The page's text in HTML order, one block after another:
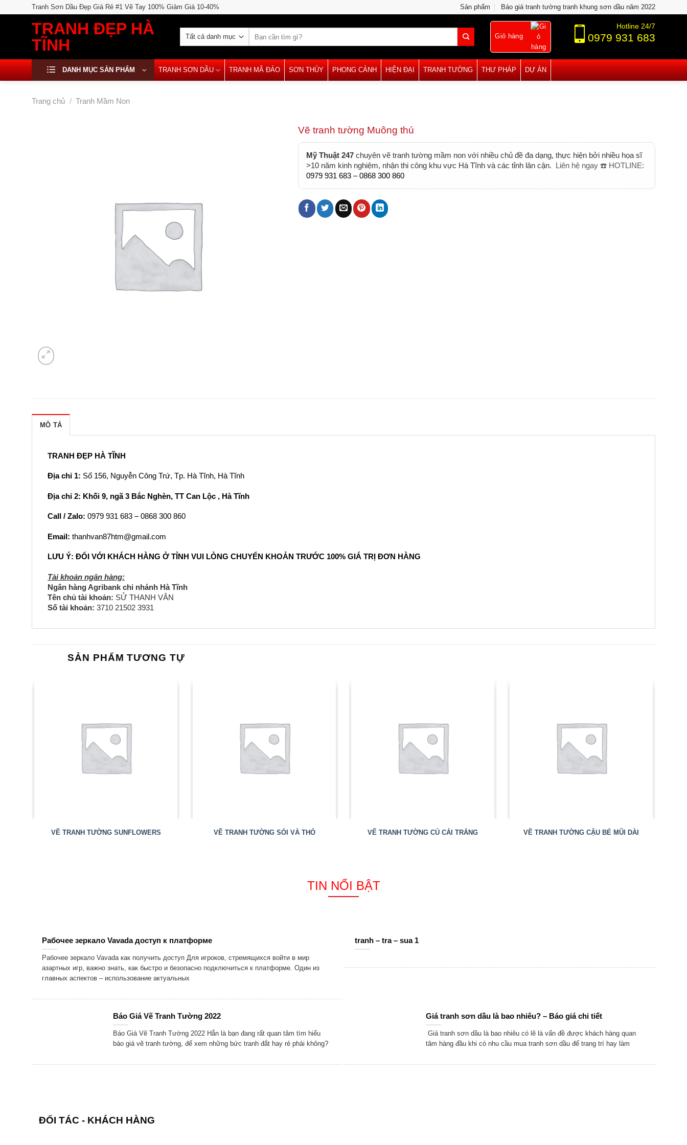
to
Tranh Sơn Dầu Đẹp Giá Rẻ #1 Vẽ Tay 100% Giảm Giá 10-40% Sản phẩm Báo giá tranh tường tranh khung sơn dầu năm 2022
TRANH ĐẸP HÀ
TĨNH
kiếm:
Giỏ hàng
Hotline 24/7
0979 931 683
DANH MỤC SẢN PHẨM TRANH SƠN DẦU TRANH MÃ ĐÁO SƠN THỦY PHONG CẢNH HIỆN ĐẠI TRANH TƯỜNG THƯ PHÁP DỰ ÁN
Trang chủ / Tranh Mầm Non
Vẽ tranh tường Muông thú
Mỹ Thuật 247chuyên vẽ tranh tường mầm non với nhiều chủ đề đa dạng, thực hiện bởi nhiều họa sĩ
>10 năm kinh nghiệm, nhận thi công khu vực Hà Tĩnh và các tỉnh lân cận. Liên hệ ngay ☎️ HOTLINE:
0979 931 683 – 0868 300 860
MÔ TẢ
TRANH ĐẸP HÀ TĨNH
Địa chỉ 1: Số 156, Nguyễn Công Trứ, Tp. Hà Tĩnh, Hà Tĩnh
Địa chỉ 2: Khối 9, ngã 3 Bắc Nghèn, TT Can Lộc , Hà Tĩnh
Call / Zalo: 0979 931 683 – 0868 300 860
Email: thanhvan87htm@gmail.com
LƯU Ý: ĐỐI VỚI KHÁCH HÀNG Ở TỈNH VUI LÒNG CHUYỂN KHOẢN TRƯỚC 100% GIÁ TRỊ ĐƠN HÀNG
Tài khoản ngân hàng:
Ngân hàng Agribank chi nhánh Hà Tĩnh
Tên chủ tài khoản: SỬ THANH VÂN
Số tài khoản: 3710 21502 3931
SẢN PHẨM TƯƠNG TỰ
VẼ TRANH TƯỜNG SUNFLOWERS VẼ TRANH TƯỜNG SÓI VÀ THỎ VẼ TRANH TƯỜNG CỦ CẢI TRẮNG VẼ TRANH TƯỜNG CẬU BÉ MŨI DÀI
TIN NỔI BẬT
Рабочее зеркало Vavada доступ к платформе
Рабочее зеркало Vavada как получить доступ Для игроков, стремящихся войти в мир
азартных игр, важно знать, как быстро и безопасно подключиться к платформе. Один из
главных аспектов – использование актуальных
tranh – tra – sua 1
Báo Giá Vẽ Tranh Tường 2022
Báo Giá Vẽ Tranh Tường 2022 Hẳn là bạn đang rất quan tâm tìm hiểu
báo giá vẽ tranh tường, để xem những bức tranh đắt hay rẻ phải không?
Giá tranh sơn dầu là bao nhiêu? – Báo giá chi tiết
Giá tranh sơn dầu là bao nhiêu có lẽ là vấn đề được khách hàng quan
tâm hàng đầu khi có nhu cầu mua tranh sơn dầu để trang trí hay làm
ĐỐI TÁC - KHÁCH HÀNG